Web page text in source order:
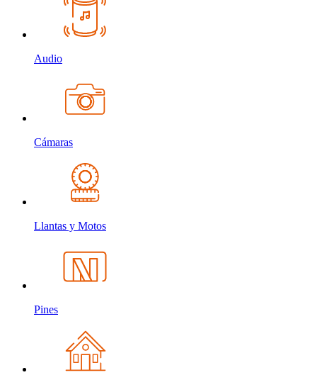
Audio
Cámaras
Llantas y Motos
Pines